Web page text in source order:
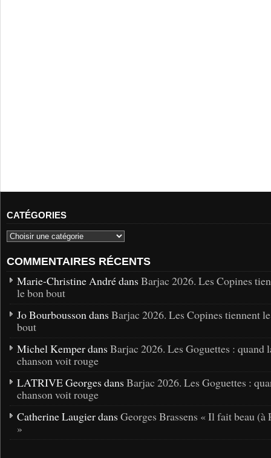
CATÉGORIES
COMMENTAIRES RÉCENTS
Marie-Christine André dans Barjac 2026. Les Copines
le bon bout
Jo Bourbousson dans Barjac 2026. Les Copines tiennent
bout
Michel Kemper dans Barjac 2026. Les Goguettes : quand
chanson voit rouge
LATRIVE Georges dans Barjac 2026. Les Goguettes :
chanson voit rouge
Catherine Laugier dans Georges Brassens « Il fait beau (à
»